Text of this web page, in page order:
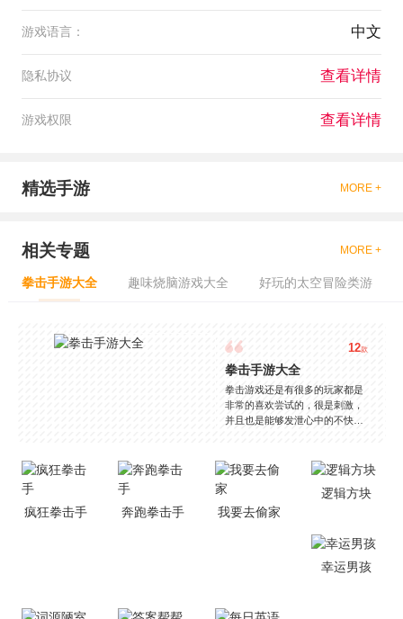
游戏语言： 中文
隐私协议 查看详情
游戏权限 查看详情
精选手游 MORE +
相关专题 MORE +
拳击手游大全 趣味烧脑游戏大全 好玩的太空冒险类游
12款
拳击手游大全
拳击游戏还是有很多的玩家都是
非常的喜欢尝试的，很是刺激，
并且也是能够发泄心中的不快
是一些格斗的游戏，其实是非常
的有趣，也是相当的刺激的，游
戏中是有一些不同的场景都是能
够去进行体验的，我们也是能够
就是收集了一些有意思的拳击游
疯狂拳击手 奔跑拳击手 我要去偷家
逻辑方块
幸运男孩